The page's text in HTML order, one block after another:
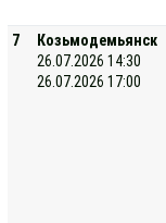
7
Козьмодемьянск
26.07.2026 14:30
26.07.2026 17:00